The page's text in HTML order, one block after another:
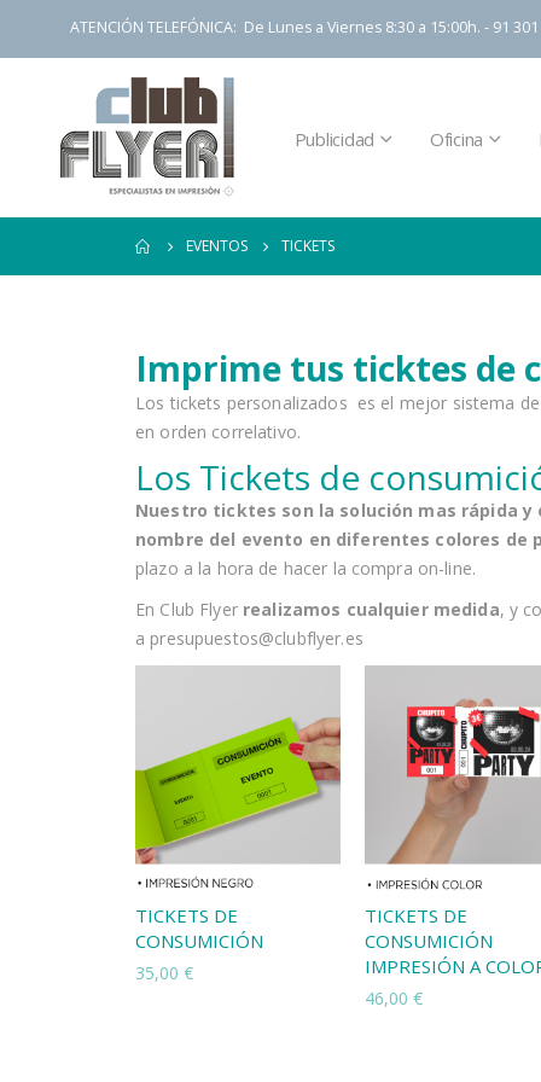
ATENCIÓN TELEFÓNICA: De Lunes a Viernes 8:30 a 15:00h. - 91
Publicidad Oficina
EVENTOS TICKETS
Imprime tus ticktes de
Los tickets personalizados es el mejor sistema
en orden correlativo.
Los Tickets de
Nuestro ticktes son la solución mas rápida
nombre del evento en diferentes colores de
plazo a la hora de hacer la compra on-line.
En Club Flyerrealizamos cualquier medida, y
a presupuestos@clubflyer.es
TICKETS DE
CONSUMICIÓN
35,00 €
TICKETS DE
CONSUMICIÓN
IMPRESIÓN A
46,00 €